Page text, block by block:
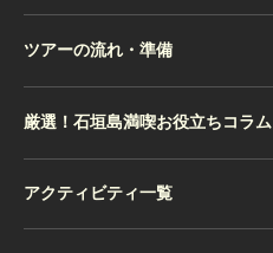
ツアーの流れ・準備
厳選！石垣島満喫お役立ちコラム
アクティビティ一覧